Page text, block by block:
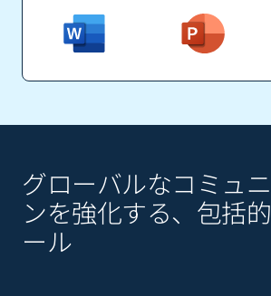
グローバルなコミュ
ンを強化する、包括
ール